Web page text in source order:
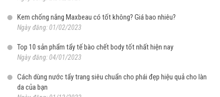
Kem chống nắng Maxbeau có tốt không? Giá bao nhiêu?
Ngày đăng: 01/02/2023
Top 10 sản phẩm tẩy tế bào chết body tốt nhất hiện nay
Ngày đăng: 04/01/2023
Cách dùng nước tẩy trang siêu chuẩn cho phái đẹp hiệu quả cho làn
da của bạn